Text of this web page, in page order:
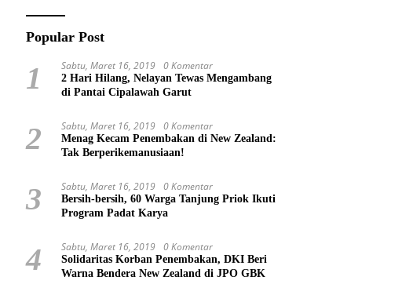
Popular Post
1 Sabtu, Maret 16, 2019 0 Komentar
2 Hari Hilang, Nelayan Tewas Mengambang
di Pantai Cipalawah Garut
2 Sabtu, Maret 16, 2019 0 Komentar
Menag Kecam Penembakan di New Zealand:
Tak Berperikemanusiaan!
3 Sabtu, Maret 16, 2019 0 Komentar
Bersih-bersih, 60 Warga Tanjung Priok Ikuti
Program Padat Karya
4 Sabtu, Maret 16, 2019 0 Komentar
Solidaritas Korban Penembakan, DKI Beri
Warna Bendera New Zealand di JPO GBK